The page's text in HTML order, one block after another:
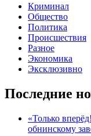
Криминал
Общество
Политика
Происшествия
Разное
Экономика
Эксклюзивно
Последние
«Только
обнинскому